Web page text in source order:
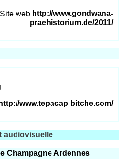
http://www.gondwana-
praehistorium.de/2011/
http://www.tepacap-bitche.com/
audiovisuelle
Champagne Ardennes